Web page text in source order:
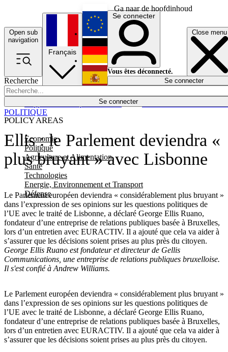
Ga naar de hoofdinhoud
Open sub
navigation
Close menu
Recherche
Se connecter
POLICY AREAS
Economie
Politique
Agriculture et Alimentation
Santé
Technologies
Energie, Environnement et Transport
Défense
Économie
Français
English
Deutsch
Español
Se connecter
Vous êtes déconnecté.
Se connecter
Ellis : le Parlement deviendra «
plus bruyant » avec Lisbonne
Le Parlement européen deviendra « considérablement plus bruyant »
dans l’expression de ses opinions sur les questions politiques de
l’UE avec le traité de Lisbonne, a déclaré George Ellis Ruano,
fondateur d’une entreprise de relations publiques basée à Bruxelles,
lors d’un entretien avec EURACTIV. Il a ajouté que cela va aider à
s’assurer que les décisions soient prises au plus près du citoyen.
George Ellis Ruano est fondateur et directeur de Gellis
Communications, une entreprise de relations publiques bruxelloise.
Il s'est confié à Andrew Williams.
POLITIQUE
Le Parlement européen deviendra « considérablement plus bruyant »
dans l’expression de ses opinions sur les questions politiques de
l’UE avec le traité de Lisbonne, a déclaré George Ellis Ruano,
fondateur d’une entreprise de relations publiques basée à Bruxelles,
lors d’un entretien avec EURACTIV. Il a ajouté que cela va aider à
s’assurer que les décisions soient prises au plus près du citoyen.